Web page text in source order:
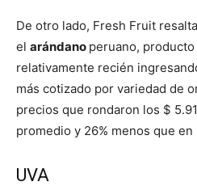
De otro lado, Fresh Fruit
el arándano peruano,
relativamente recién
más cotizado por variedad de
precios que rondaron los $
promedio y 26% menos que en
UVA